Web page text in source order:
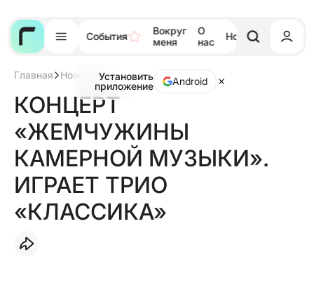
События
Вокруг
меня
О
нас
Новости Тора
Установить
приложение
Android
Главная Новости КОНЦЕРТ
«ЖЕМЧУЖИНЫ
КАМЕРНОЙ
МУЗЫКИ».
ИГРАЕТ
ТРИО
«КЛАССИКА»
КОНЦЕРТ
«ЖЕМЧУЖИНЫ
КАМЕРНОЙ МУЗЫКИ».
ИГРАЕТ ТРИО
«КЛАССИКА»